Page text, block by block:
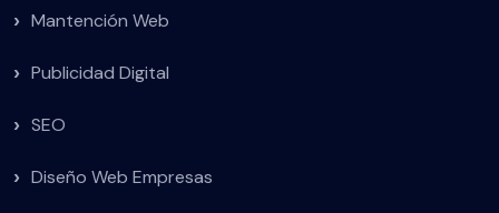
Mantención Web
Publicidad Digital
SEO
Diseño Web Empresas